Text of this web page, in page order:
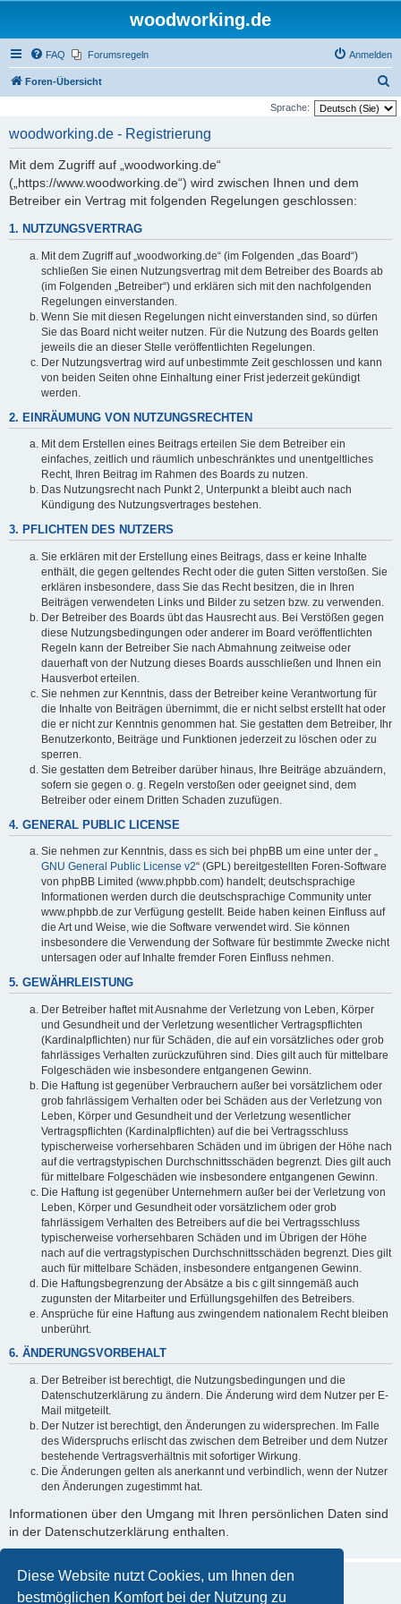
Diese Website nutzt Cookies, um Ihnen den
bestmöglichen Komfort bei der Nutzung zu
woodworking.de
FAQ Forumsregeln Anmelden
Foren-Übersicht
u
Sprache:
woodworking.de - Registrierung
Mit dem Zugriff auf „woodworking.de“
(„https://www.woodworking.de“) wird zwischen Ihnen und dem
Betreiber ein Vertrag mit folgenden Regelungen geschlossen:
1. NUTZUNGSVERTRAG
Mit dem Zugriff auf „woodworking.de“ (im Folgenden „das Board“)
schließen Sie einen Nutzungsvertrag mit dem Betreiber des Boards ab
(im Folgenden „Betreiber“) und erklären sich mit den nachfolgenden
Regelungen einverstanden.
Wenn Sie mit diesen Regelungen nicht einverstanden sind, so dürfen
Sie das Board nicht weiter nutzen. Für die Nutzung des Boards gelten
jeweils die an dieser Stelle veröffentlichten Regelungen.
Der Nutzungsvertrag wird auf unbestimmte Zeit geschlossen und kann
von beiden Seiten ohne Einhaltung einer Frist jederzeit gekündigt
werden.
2. EINRÄUMUNG VON NUTZUNGSRECHTEN
Mit dem Erstellen eines Beitrags erteilen Sie dem Betreiber ein
einfaches, zeitlich und räumlich unbeschränktes und unentgeltliches
Recht, Ihren Beitrag im Rahmen des Boards zu nutzen.
Das Nutzungsrecht nach Punkt 2, Unterpunkt a bleibt auch nach
Kündigung des Nutzungsvertrages bestehen.
3. PFLICHTEN DES NUTZERS
Sie erklären mit der Erstellung eines Beitrags, dass er keine Inhalte
enthält, die gegen geltendes Recht oder die guten Sitten verstoßen. Sie
erklären insbesondere, dass Sie das Recht besitzen, die in Ihren
Beiträgen verwendeten Links und Bilder zu setzen bzw. zu verwenden.
Der Betreiber des Boards übt das Hausrecht aus. Bei Verstößen gegen
diese Nutzungsbedingungen oder anderer im Board veröffentlichten
Regeln kann der Betreiber Sie nach Abmahnung zeitweise oder
dauerhaft von der Nutzung dieses Boards ausschließen und Ihnen ein
Hausverbot erteilen.
Sie nehmen zur Kenntnis, dass der Betreiber keine Verantwortung für
die Inhalte von Beiträgen übernimmt, die er nicht selbst erstellt hat oder
die er nicht zur Kenntnis genommen hat. Sie gestatten dem Betreiber, Ihr
Benutzerkonto, Beiträge und Funktionen jederzeit zu löschen oder zu
sperren.
Sie gestatten dem Betreiber darüber hinaus, Ihre Beiträge abzuändern,
sofern sie gegen o. g. Regeln verstoßen oder geeignet sind, dem
Betreiber oder einem Dritten Schaden zuzufügen.
4. GENERAL PUBLIC LICENSE
Sie nehmen zur Kenntnis, dass es sich bei phpBB um eine unter der „
GNU General Public License v2“ (GPL) bereitgestellten Foren-Software
von phpBB Limited (www.phpbb.com) handelt; deutschsprachige
Informationen werden durch die deutschsprachige Community unter
www.phpbb.de zur Verfügung gestellt. Beide haben keinen Einfluss auf
die Art und Weise, wie die Software verwendet wird. Sie können
insbesondere die Verwendung der Software für bestimmte Zwecke nicht
untersagen oder auf Inhalte fremder Foren Einfluss nehmen.
5. GEWÄHRLEISTUNG
Der Betreiber haftet mit Ausnahme der Verletzung von Leben, Körper
und Gesundheit und der Verletzung wesentlicher Vertragspflichten
(Kardinalpflichten) nur für Schäden, die auf ein vorsätzliches oder grob
fahrlässiges Verhalten zurückzuführen sind. Dies gilt auch für mittelbare
Folgeschäden wie insbesondere entgangenen Gewinn.
Die Haftung ist gegenüber Verbrauchern außer bei vorsätzlichem oder
grob fahrlässigem Verhalten oder bei Schäden aus der Verletzung von
Leben, Körper und Gesundheit und der Verletzung wesentlicher
Vertragspflichten (Kardinalpflichten) auf die bei Vertragsschluss
typischerweise vorhersehbaren Schäden und im übrigen der Höhe nach
auf die vertragstypischen Durchschnittsschäden begrenzt. Dies gilt auch
für mittelbare Folgeschäden wie insbesondere entgangenen Gewinn.
Die Haftung ist gegenüber Unternehmern außer bei der Verletzung von
Leben, Körper und Gesundheit oder vorsätzlichem oder grob
fahrlässigem Verhalten des Betreibers auf die bei Vertragsschluss
typischerweise vorhersehbaren Schäden und im Übrigen der Höhe
nach auf die vertragstypischen Durchschnittsschäden begrenzt. Dies gilt
auch für mittelbare Schäden, insbesondere entgangenen Gewinn.
Die Haftungsbegrenzung der Absätze a bis c gilt sinngemäß auch
zugunsten der Mitarbeiter und Erfüllungsgehilfen des Betreibers.
Ansprüche für eine Haftung aus zwingendem nationalem Recht bleiben
unberührt.
6. ÄNDERUNGSVORBEHALT
Der Betreiber ist berechtigt, die Nutzungsbedingungen und die
Datenschutzerklärung zu ändern. Die Änderung wird dem Nutzer per E-
Mail mitgeteilt.
Der Nutzer ist berechtigt, den Änderungen zu widersprechen. Im Falle
des Widerspruchs erlischt das zwischen dem Betreiber und dem Nutzer
bestehende Vertragsverhältnis mit sofortiger Wirkung.
Die Änderungen gelten als anerkannt und verbindlich, wenn der Nutzer
den Änderungen zugestimmt hat.
Informationen über den Umgang mit Ihren persönlichen Daten sind
in der Datenschutzerklärung enthalten.